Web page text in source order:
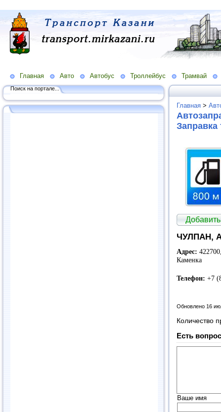
Главная Авто Автобус Троллейбус Трамвай
Поиск на портале...
Главная >
Заправка
ЧУЛПАН,
Адрес:
Каменка
Телефон: +7
Обновлено 16
Количество
Есть
Ваше имя